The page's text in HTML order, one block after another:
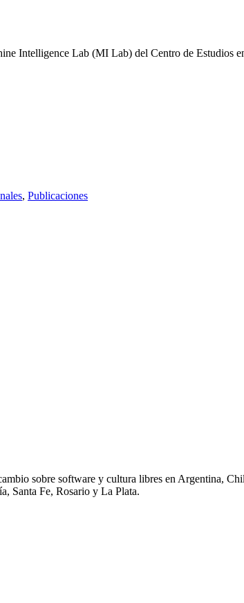
Intelligence Lab (MI Lab) del Centro de Estudios
, Publicaciones
sobre software y cultura libres en Argentina,
Santa Fe, Rosario y La Plata.